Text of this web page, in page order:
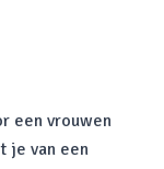
een vrouwen
je van een